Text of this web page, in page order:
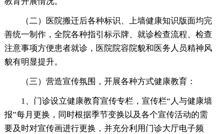
（二）医院搬迁后各种标识、上墙健康知识版面均完
善统一制作，全院各种指引标示牌、就诊检查流程、检查
注意事项方便患者就诊，医院院容院貌和医务人员精神风
貌有明显提升。
（三）营造宣传氛围，开展各种方式健康教育：
1、门诊设立健康教育宣传专栏，宣传栏“人与健康墙
报”每月更换，同时根据季节变换以及各个宣传活动的需
要及时对宣传画进行更换，并充分利用门诊大厅电子频